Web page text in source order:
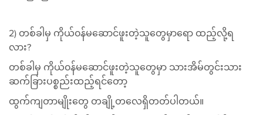
2) တစ်ခါမှ ကိုယ်၀န်မဆောင်ဖူးတဲ့သူတွေမှာရော ထည့်လို့ရ
လား?
တစ်ခါမှ ကိုယ်၀န်မဆောင်ဖူးတဲ့သူတွေမှာ သားအိမ်တွင်းသား
ဆက်ခြားပစ္စည်းထည့်ရင်တော့
ထွက်ကျတာမျိုးတွေ တချို့တလေရှိတတ်ပါတယ်။